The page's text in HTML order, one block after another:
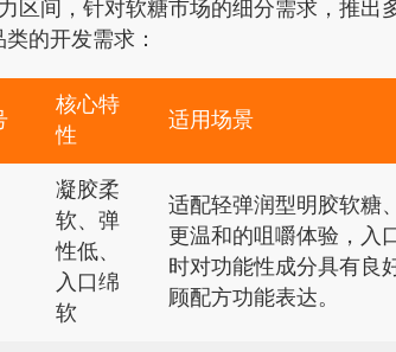
区间，针对软糖市场的细分需求，推出
的开发需求：
核心特
性
适用场景
凝胶柔
软、弹
性低、
入口绵
软
适配轻弹润型明胶软糖
更温和的咀嚼体验，入
时对功能性成分具有良
顾配方功能表达。